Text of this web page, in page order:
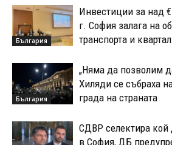
България
Инвестиции за над
г. София залага на
транспорта и
България
„Няма да позволим
Хиляди се събраха
града на страната
СДВР селектира кой
в София, ДБ